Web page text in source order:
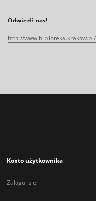
Odwiedź nas!
http://www.biblioteka.krakow.pl/
Konto użytkownika
Zaloguj się